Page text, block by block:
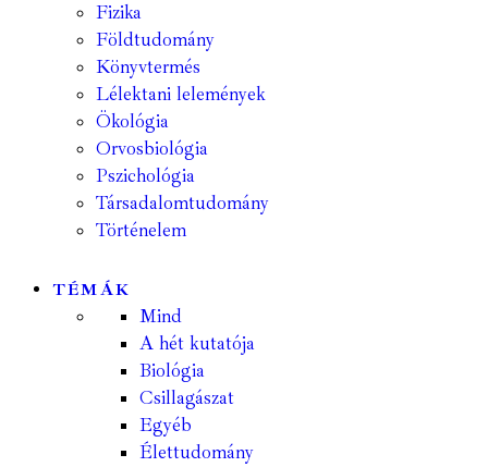
Fizika
Földtudomány
Könyvtermés
Lélektani lelemények
Ökológia
Orvosbiológia
Pszichológia
Társadalomtudomány
Történelem
TÉMÁK
Mind
A hét kutatója
Biológia
Csillagászat
Egyéb
Élettudomány